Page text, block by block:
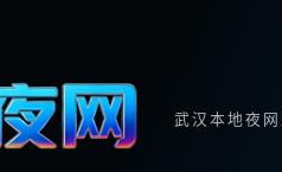
武汉本地夜